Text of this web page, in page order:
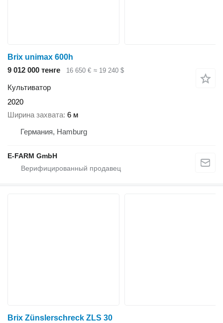
Brix unimax 600h
9 012 000 тенге
16 650 € ≈ 19 240 $
Культиватор
2020
Ширина захвата 6 м
Германия, Hamburg
E-FARM GmbH
Brix Zünslerschreck ZLS 30